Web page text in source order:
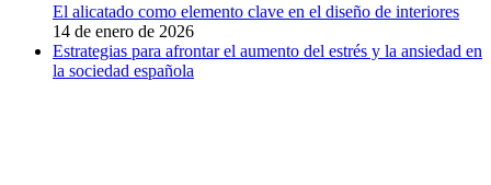
El alicatado como elemento clave en el diseño de interiores
14 de enero de 2026
Estrategias para afrontar el aumento del estrés y la ansiedad en
la sociedad española